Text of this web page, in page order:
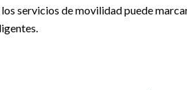
servicios de movilidad puede